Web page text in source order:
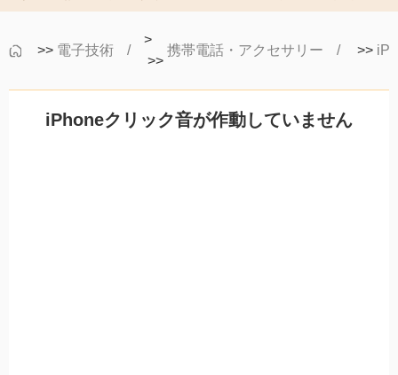
>> 電子技術
>
>>
携帯電話・アクセサリー >>
iPhoneクリック音が作動していません